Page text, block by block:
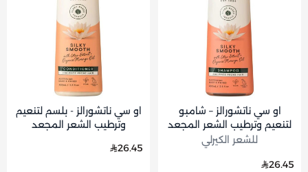
او سي ناتشورالز – شامبو
لتنعيم وترطيب الشعر المجعد
والمتطاير 400 مل
للشعر الكيرلي
26.45
او سي ناتشورالز - بلسم لتنعيم
وترطيب الشعر المجعد
26.45